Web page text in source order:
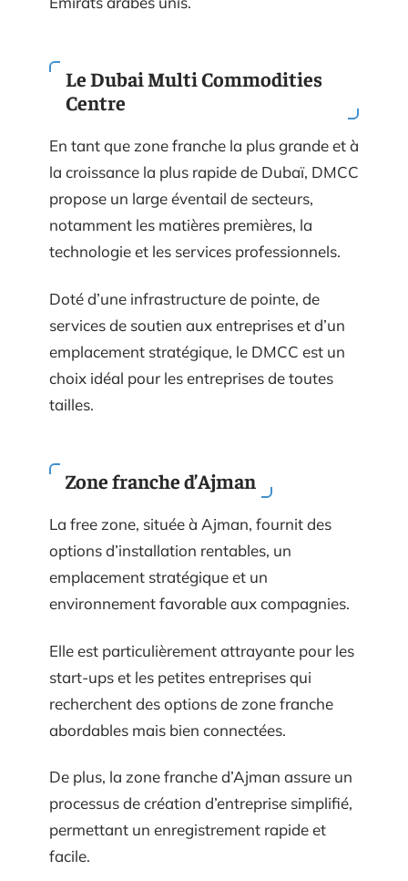
Le Dubai Multi Commodities
Centre
En tant que zone franche la plus grande et à
la croissance la plus rapide de Dubaï, DMCC
propose un large éventail de secteurs,
notamment les matières premières, la
technologie et les services professionnels.
Doté d’une infrastructure de pointe, de
services de soutien aux entreprises et d’un
emplacement stratégique, le DMCC est un
choix idéal pour les entreprises de toutes
tailles.
Zone franche d’Ajman
La free zone, située à Ajman, fournit des
options d’installation rentables, un
emplacement stratégique et un
environnement favorable aux compagnies.
Elle est particulièrement attrayante pour les
start-ups et les petites entreprises qui
recherchent des options de zone franche
abordables mais bien connectées.
De plus, la zone franche d’Ajman assure un
processus de création d’entreprise simplifié,
permettant un enregistrement rapide et
facile.